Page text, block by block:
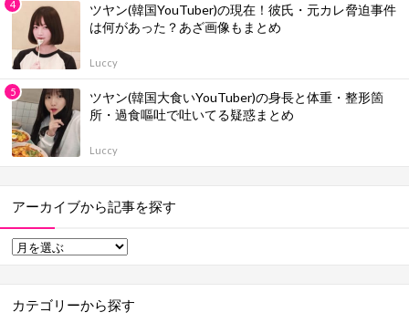
ツヤン(韓国YouTuber)の現在！彼氏・元カレ脅迫事件
は何があった？あざ画像もまとめ
Luccy
ツヤン(韓国大食いYouTuber)の身長と体重・整形箇
所・過食嘔吐で吐いてる疑惑まとめ
Luccy
アーカイブから記事を探す
カテゴリーから探す